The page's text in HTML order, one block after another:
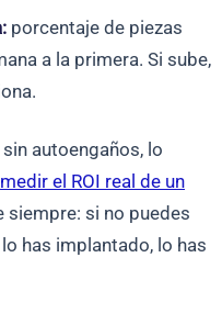
porcentaje de piezas
a la primera. Si sube,
autoengaños, lo
medir el ROI real de un
siempre: si no puedes
has implantado, lo has